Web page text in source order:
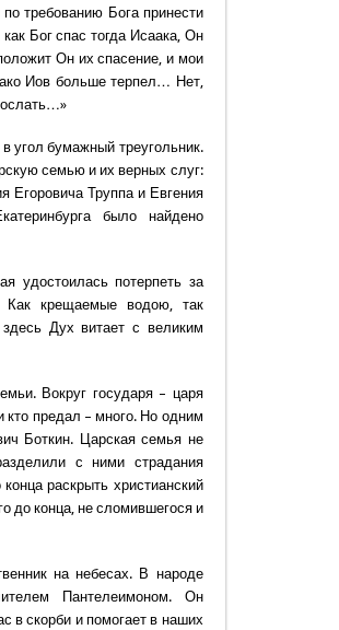
требованию Бога принести
Бог спас тогда Исаака, Он
Он их спасение, и мои
Иов больше терпел… Нет,
угол бумажный треугольник.
семью и их верных слуг:
Егоровича Труппа и Евгения
было найдено
удостоилась потерпеть за
крещаемые водою, так
Дух витает с великим
Вокруг государя – царя
кто предал – много. Но одним
Боткин. Царская семья не
с ними страдания
раскрыть христианский
до конца, не сломившегося и
на небесах. В народе
Пантелеимоном. Он
в скорби и помогает в наших